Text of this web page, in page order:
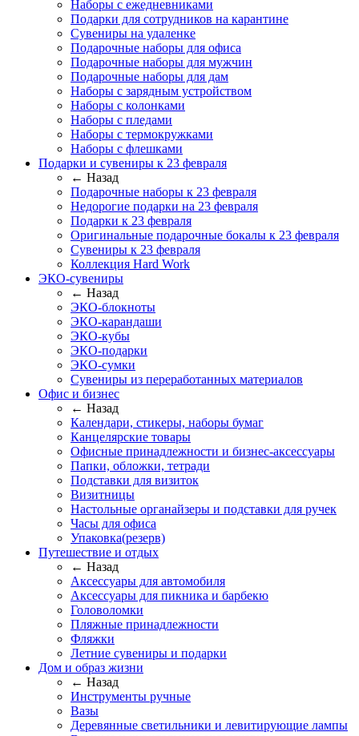
Наборы с ежедневниками
Подарки для сотрудников на карантине
Сувениры на удаленке
Подарочные наборы для офиса
Подарочные наборы для мужчин
Подарочные наборы для дам
Наборы с зарядным устройством
Наборы с колонками
Наборы с пледами
Наборы с термокружками
Наборы с флешками
Подарки и сувениры к 23 февраля
← Назад
Подарочные наборы к 23 февраля
Недорогие подарки на 23 февраля
Подарки к 23 февраля
Оригинальные подарочные бокалы к 23 февраля
Сувениры к 23 февраля
Коллекция Hard Work
ЭКО-сувениры
← Назад
ЭКО-блокноты
ЭКО-карандаши
ЭКО-кубы
ЭКО-подарки
ЭКО-сумки
Сувениры из переработанных материалов
Офис и бизнес
← Назад
Календари, стикеры, наборы бумаг
Канцелярские товары
Офисные принадлежности и бизнес-аксессуары
Папки, обложки, тетради
Подставки для визиток
Визитницы
Настольные органайзеры и подставки для ручек
Часы для офиса
Упаковка(резерв)
Путешествие и отдых
← Назад
Аксессуары для автомобиля
Аксессуары для пикника и барбекю
Головоломки
Пляжные принадлежности
Фляжки
Летние сувениры и подарки
Дом и образ жизни
← Назад
Инструменты ручные
Вазы
Деревянные светильники и левитирующие лампы